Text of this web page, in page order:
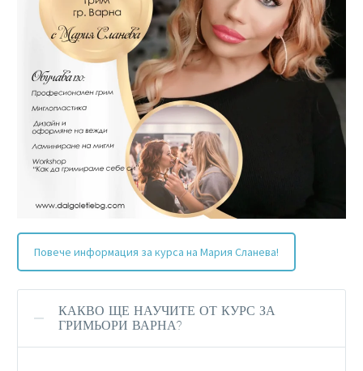
Повече информация за курса на Мария Сланева!
КАКВО ЩЕ НАУЧИТЕ ОТ КУРС ЗА
ГРИМЬОРИ ВАРНА?